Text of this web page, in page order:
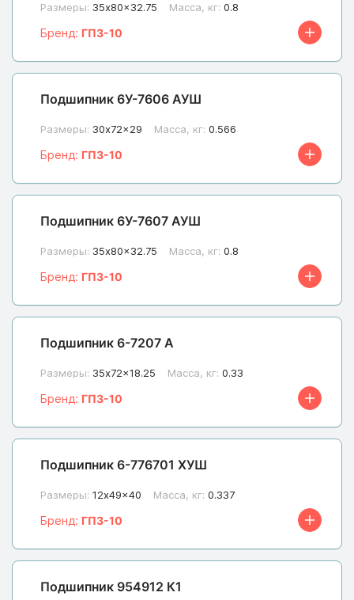
Размеры: 35x80x32.75 Масса, кг: 0.8
Бренд: ГПЗ-10
Подшипник 6У-7606 АУШ
Размеры: 30x72x29 Масса, кг: 0.566
Бренд: ГПЗ-10
Подшипник 6У-7607 АУШ
Размеры: 35x80x32.75 Масса, кг: 0.8
Бренд: ГПЗ-10
Подшипник 6-7207 А
Размеры: 35x72x18.25 Масса, кг: 0.33
Бренд: ГПЗ-10
Подшипник 6-776701 ХУШ
Размеры: 12x49x40 Масса, кг: 0.337
Бренд: ГПЗ-10
Подшипник 954912 К1